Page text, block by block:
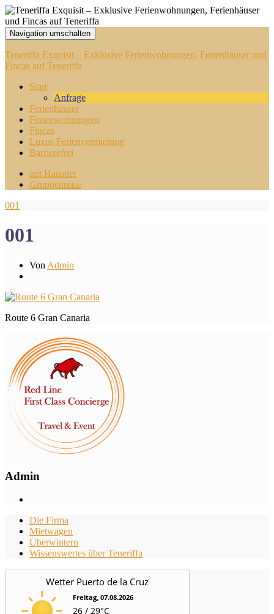
Navigation umschalten
Teneriffa Exquisit – Exklusive Ferienwohnungen, Ferienhäuser und
Fincas auf Teneriffa
Start
Anfrage
Ferienhäuser
Ferienwohnungen
Fincas
Luxus Ferienvermietung
Barrierefrei
mit Haustier
Gruppenreise
001
001
Von Admin
Route 6 Gran Canaria
Admin
Die Firma
Mietwagen
Überwintern
Wissenswertes über Teneriffa
Wetter Puerto de la Cruz
Freitag, 07.08.2026
26 / 29°C